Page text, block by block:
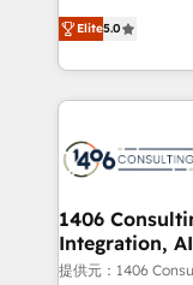
Inbound
Award for Best
expertise across
Europe, with
we combine
help
500+ HubSpot
inbound and
creativity. Our
Portuguese, and
Elite5.0
1406
Integration, AI
提供元：1406